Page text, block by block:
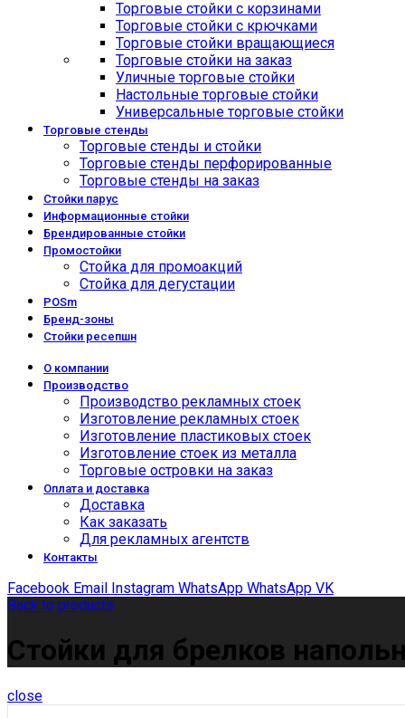
Торговые стойки с корзинами
Торговые стойки с крючками
Торговые стойки вращающиеся
Торговые стойки на заказ
Уличные торговые стойки
Настольные торговые стойки
Универсальные торговые стойки
Торговые стенды
Торговые стенды и стойки
Торговые стенды перфорированные
Торговые стенды на заказ
Стойки парус
Информационные стойки
Брендированные стойки
Промостойки
Стойка для промоакций
Стойка для дегустации
POSm
Бренд-зоны
Стойки ресепшн
О компании
Производство
Производство рекламных стоек
Изготовление рекламных стоек
Изготовление пластиковых стоек
Изготовление стоек из металла
Торговые островки на заказ
Оплата и доставка
Доставка
Как заказать
Для рекламных агентств
Контакты
Facebook Email Instagram WhatsApp WhatsApp VK
Back to products
Стойки для брелков
close